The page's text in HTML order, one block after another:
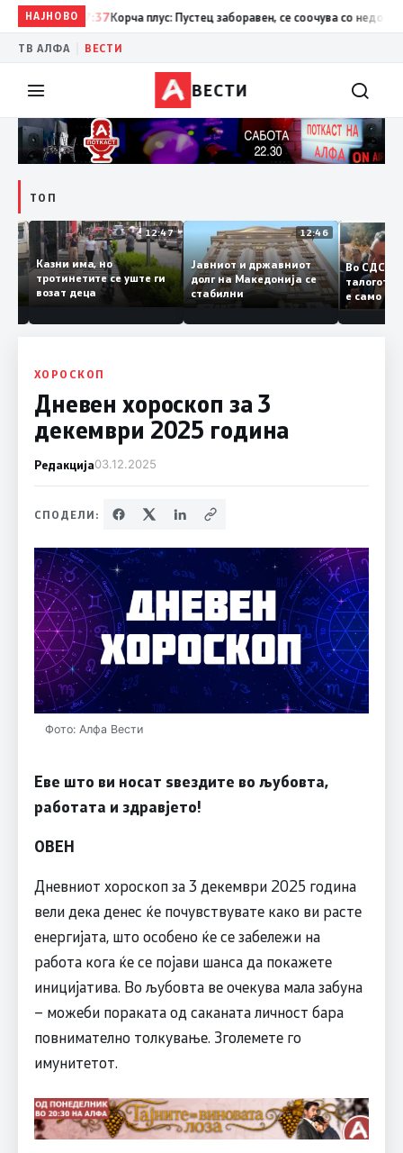
НАЈНОВО
17:37 Корча плус: Пустец заборавен, се соочува со
ТВ АЛФА ВЕСТИ
ВЕСТИ
ТОП
12:50
и
12:47
Казни има, но
тротинетите се уште ги
возат деца
12:46
Јавниот и државниот
долг на Македонија се
стабилни
Во
е само
копија
Заев
ХОРОСКОП
Дневен хороскоп за 3
декември 2025 година
Редакција03.12.2025
СПОДЕЛИ:
Фото: Алфа Вести
Еве што ви носат ѕвездите во љубовта,
работата и здравјето!
ОВЕН
Дневниот хороскоп за 3 декември 2025 година
вели дека денес ќе почувствувате како ви расте
енергијата, што особено ќе се забележи на
работа кога ќе се појави шанса да покажете
иницијатива. Во љубовта ве очекува мала забуна
– можеби пораката од саканата личност бара
повнимателно толкување. Зголемете го
имунитетот.